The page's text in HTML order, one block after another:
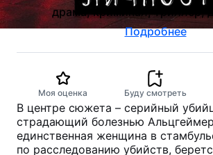
драма, криминал, триллер,
Подробнее
Моя оценка Буду смотреть
В центре сюжета – серийный
страдающий болезнью
единственная женщина в
по расследованию убийств,